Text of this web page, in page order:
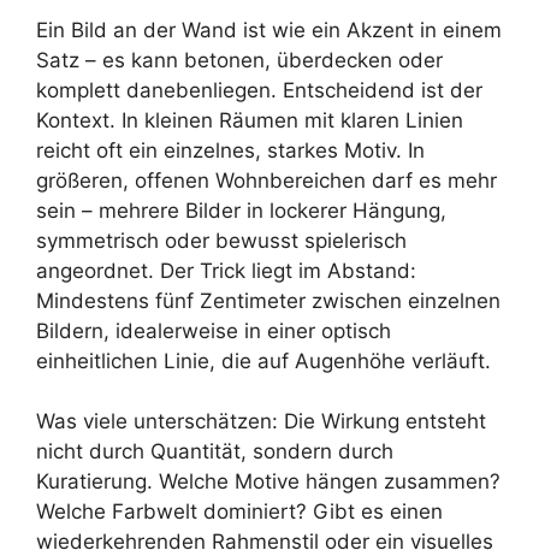
Ein Bild an der Wand ist wie ein Akzent in einem
Satz – es kann betonen, überdecken oder
komplett danebenliegen. Entscheidend ist der
Kontext. In kleinen Räumen mit klaren Linien
reicht oft ein einzelnes, starkes Motiv. In
größeren, offenen Wohnbereichen darf es mehr
sein – mehrere Bilder in lockerer Hängung,
symmetrisch oder bewusst spielerisch
angeordnet. Der Trick liegt im Abstand:
Mindestens fünf Zentimeter zwischen einzelnen
Bildern, idealerweise in einer optisch
einheitlichen Linie, die auf Augenhöhe verläuft.
Was viele unterschätzen: Die Wirkung entsteht
nicht durch Quantität, sondern durch
Kuratierung. Welche Motive hängen zusammen?
Welche Farbwelt dominiert? Gibt es einen
wiederkehrenden Rahmenstil oder ein visuelles